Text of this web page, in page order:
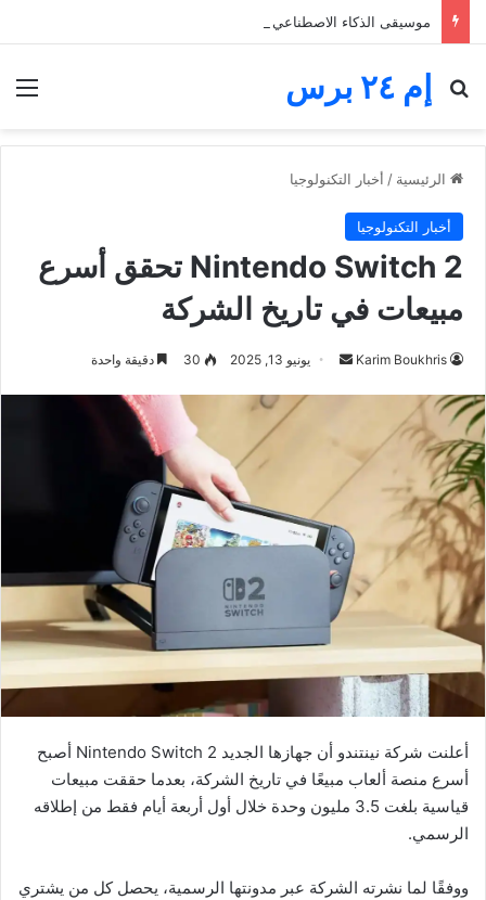
إم ٢٤ برس
بحث عن
الرئيسية / أخبار التكنولوجيا
أخبار التكنولوجيا
Nintendo Switch 2 تحقق أسرع
مبيعات في تاريخ الشركة
Karim Boukhris
أرسل
إلكترونيا
يونيو 13, 2025 30 دقيقة واحدة
أعلنت شركة نينتندو أن جهازها الجديد Nintendo Switch 2 أصبح
أسرع منصة ألعاب مبيعًا في تاريخ الشركة، بعدما حققت مبيعات
قياسية بلغت 3.5 مليون وحدة خلال أول أربعة أيام فقط من إطلاقه
الرسمي.
ووفقًا لما نشرته الشركة عبر مدونتها الرسمية، يحصل كل من يشتري